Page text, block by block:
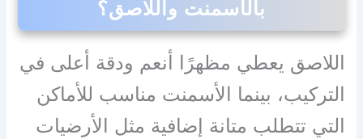
بالأسمنت واللاصق؟
اللاصق يعطي مظهرًا أنعم ودقة أعلى في
التركيب، بينما الأسمنت مناسب للأماكن
التي تتطلب متانة إضافية مثل الأرضيات